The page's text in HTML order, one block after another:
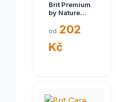
Brit Premium
by Nature
od 202
Kč